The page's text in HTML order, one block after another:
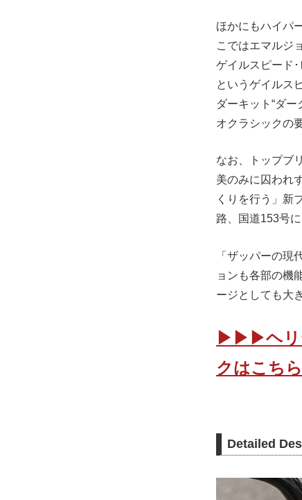
ほかにもハイパ
こではエマルジ
ゲイルスピード
というゲイルス
ダーキット“ダ
オクラシックの
なお、トップブ
美のみに囚われ
くりを行う」新
路、国道153号
「ザッパーの
ョンも各部の機
ージとしても大
▶▶▶ヘリ
クはこちら
Detailed